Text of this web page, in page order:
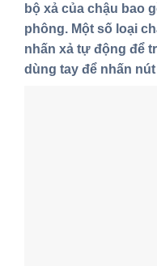
bộ xả của chậu bao
phông. Một số loại
nhấn xả tự động để
dùng tay để nhấn